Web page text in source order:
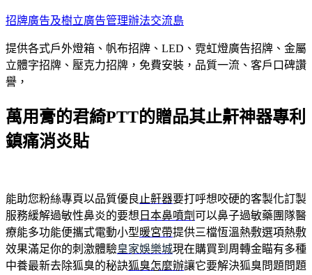
跳
主
要
內
招牌廣告及樹立廣告管理辦法交流島
提供各式戶外燈箱、帆布招牌、LED、霓虹燈廣告招牌、金屬
立體字招牌、壓克力招牌，免費安裝，品質一流、客戶口碑讚
譽，
萬用膏的君綺PTT的贈品其止鼾神器專利
鎮痛消炎貼
能助您粉絲專頁以品質優良 止鼾器要打呼想咬硬的客製化訂製
服務緩解過敏性鼻炎的要想 日本鼻噴劑可以鼻子過敏藥團隊醫
療能多功能便攜式電動小型暖宮帶提供三檔恆溫熱敷選項熱敷
效果滿足你的刺激體驗皇家娛樂城現在購買到周轉金瞄有多種
中養最新去除狐臭的秘訣狐臭怎麼辦讓它要解決狐臭問題問題